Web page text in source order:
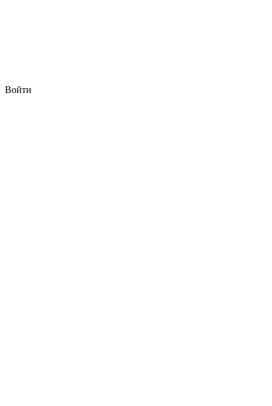
Войти